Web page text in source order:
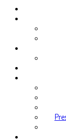
* Se hai
una
password
Se sei un
corso e non
clicca qui
Se non stai
con una
nostra
fa per te in